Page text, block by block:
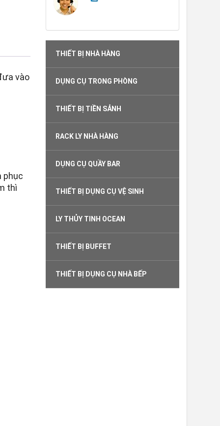
vào
phục
thì
THIẾT BỊ NHÀ HÀNG
DỤNG CỤ TRONG PHÒNG
THIẾT BỊ TIỀN SẢNH
RACK LY NHÀ HÀNG
DỤNG CỤ QUẦY BAR
THIẾT BỊ DỤNG CỤ VỆ SINH
LY THỦY TINH OCEAN
THIẾT BỊ BUFFET
THIẾT BỊ DỤNG CỤ NHÀ BẾP